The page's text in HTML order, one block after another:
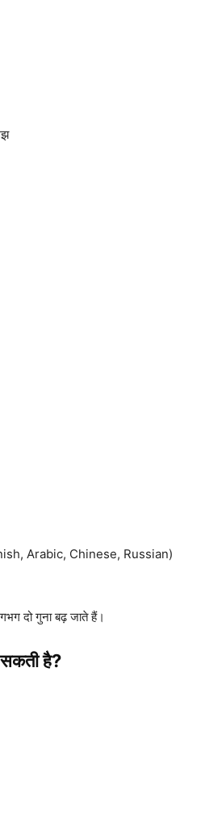
Arabic, Chinese, Russian)
दो गुना बढ़ जाते हैं।
सकती है?